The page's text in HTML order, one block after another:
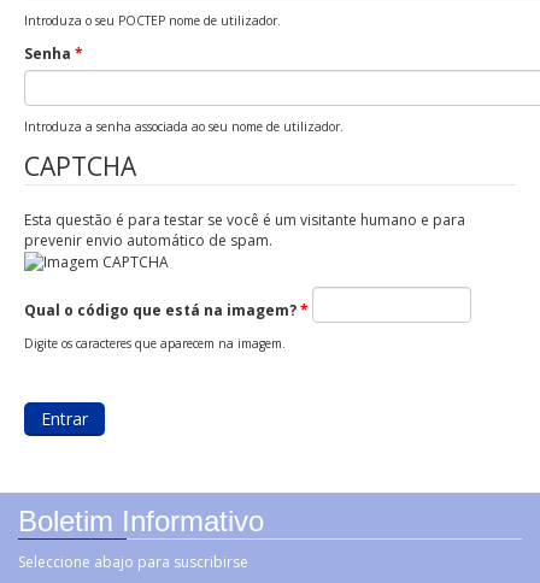
Introduza o seu POCTEP nome de utilizador.
Senha *
Introduza a senha associada ao seu nome de utilizador.
CAPTCHA
Esta questão é para testar se você é um visitante humano e para
prevenir envio automático de spam.
Qual o código que está na imagem?*
Digite os caracteres que aparecem na imagem.
Boletim Informativo
Seleccione abajo para suscribirse